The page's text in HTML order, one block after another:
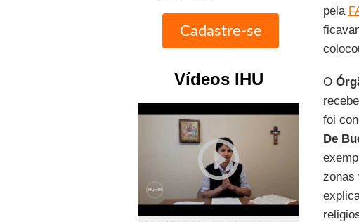
Vídeos IHU
play_circle_outline
pela
O
foi
De
zonas